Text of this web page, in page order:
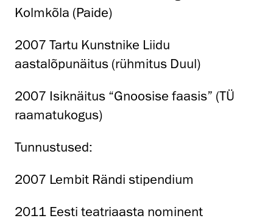
Kolmkõla (Paide)
2007 Tartu Kunstnike Liidu
aastalõpunäitus (rühmitus Duul)
2007 Isiknäitus “Gnoosise faasis” (TÜ
raamatukogus)
Tunnustused:
2007 Lembit Rändi stipendium
2011 Eesti teatriaasta nominent